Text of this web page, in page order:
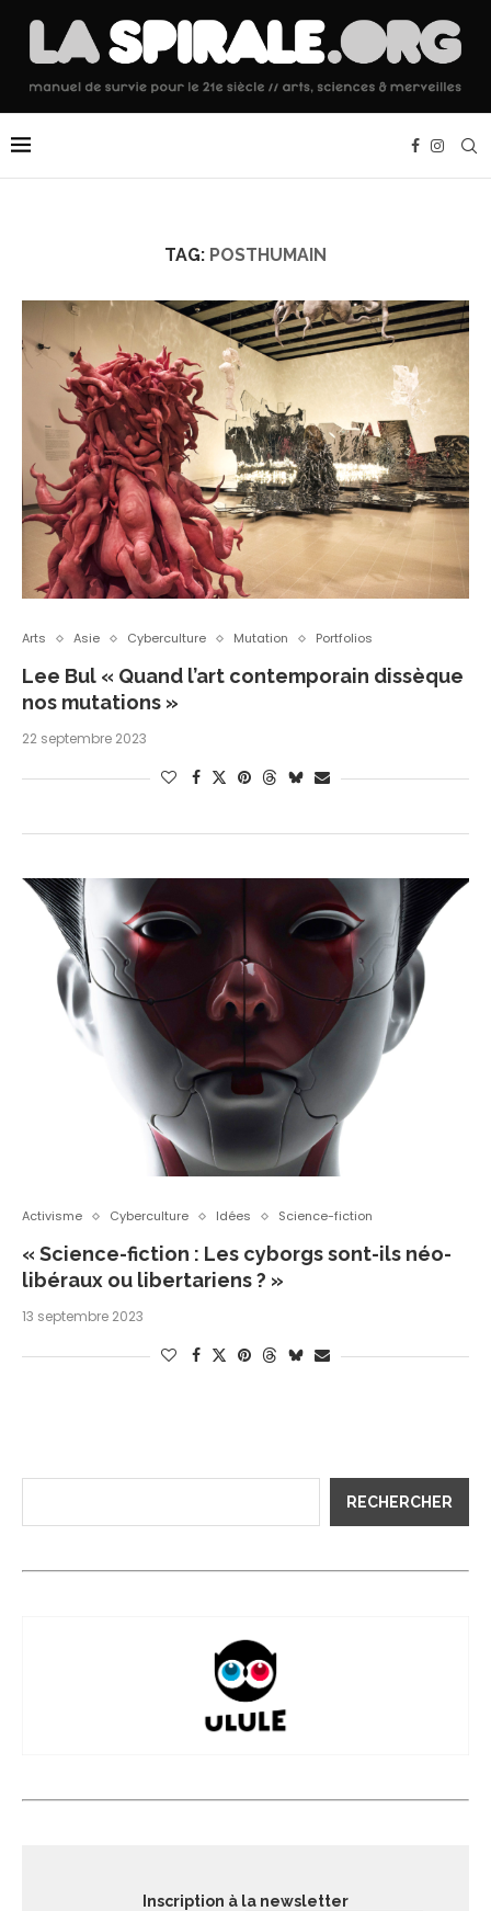
TAG: POSTHUMAIN
Arts Asie Cyberculture Mutation Portfolios
Lee Bul « Quand l’art contemporain dissèque
nos mutations »
22 septembre 2023
Activisme Cyberculture Idées Science-fiction
« Science-fiction : Les cyborgs sont-ils néo-
libéraux ou libertariens ? »
13 septembre 2023
RECHERCHER
Inscription à la newsletter